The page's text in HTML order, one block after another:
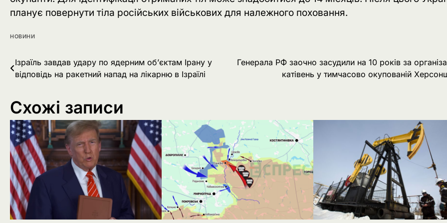
планує повернути тіла російських військових для належного поховання.
НОВИНИ
Навігація
записів
Ізраїль завдав удару по ядерним об’єктам Ірану у
відповідь на ракетний напад на лікарню в Ізраїлі
Генерала РФ заочно засудили на 10 років за
катівень у тимчасово окупованій
Схожі записи